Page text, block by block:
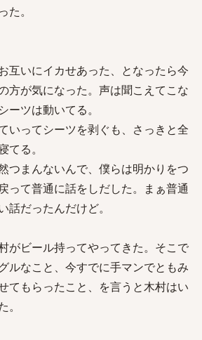
た。
互いにイカせあった、となったら今
方が気になった。声は聞こえてこな
ーツは動いてる。
いってシーツを剥ぐも、さっきと全
てる。
つまんないんで、僕らは明かりをつ
って普通に話をしだした。まぁ普通
話だったんだけど。
がビール持ってやってきた。そこで
ルなこと、今すでに手マンでともみ
てもらったこと、を言うと木村はい